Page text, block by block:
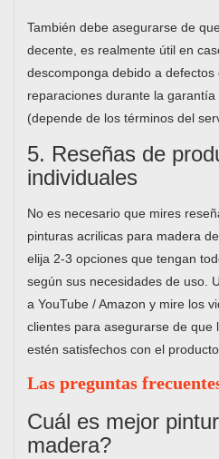
También debe asegurarse de
decente, es realmente útil en
descomponga debido a
reparaciones durante la
(depende de los términos del
5. Reseñas de
individuales
No es necesario que mires
pinturas acrilicas para madera
elija 2-3 opciones que tengan
según sus necesidades de uso.
a YouTube / Amazon y mire los
clientes para asegurarse de que
estén satisfechos con el producto.
Las preguntas
Cuál es mejor
madera?